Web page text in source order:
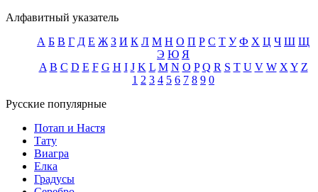
Алфавитный указатель
А Б В Г Д Е Ж З И К Л М Н О П Р С Т У Ф Х Ц Ч Ш Щ
Э Ю Я
A B C D E F G H I J K L M N O P Q R S T U V W X Y Z
1 2 3 4 5 6 7 8 9 0
Русские популярные
Потап и Настя
Тату
Виагра
Елка
Градусы